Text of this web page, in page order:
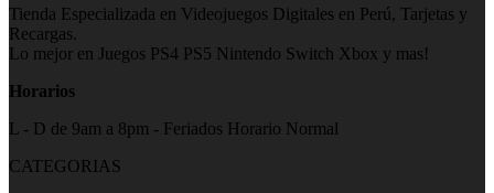
Tienda Especializada en Videojuegos Digitales en Perú, Tarjetas y
Recargas.
Lo mejor en Juegos PS4 PS5 Nintendo Switch Xbox y mas!
Horarios
L - D de 9am a 8pm - Feriados Horario Normal
CATEGORIAS